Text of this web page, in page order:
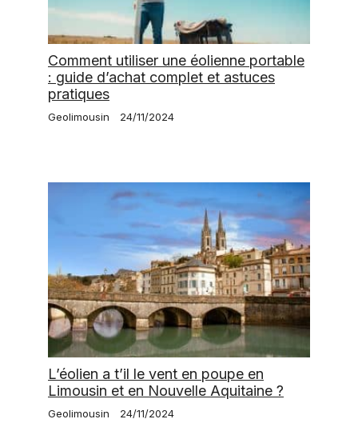
Comment utiliser une éolienne portable
: guide d’achat complet et astuces
pratiques
Geolimousin 24/11/2024
L’éolien a t’il le vent en poupe en
Limousin et en Nouvelle Aquitaine ?
Geolimousin 24/11/2024